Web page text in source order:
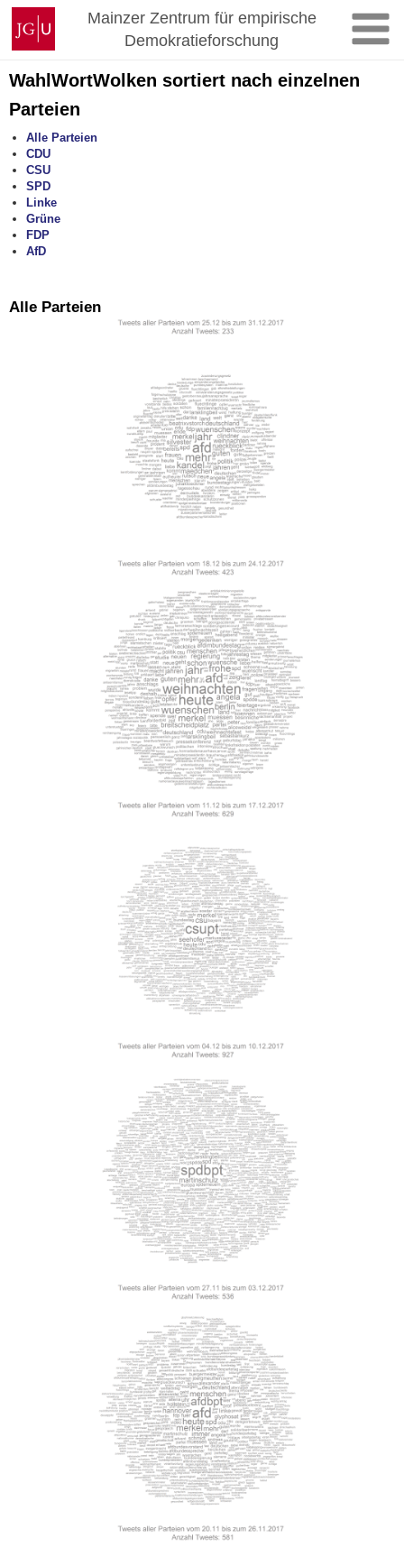
Skip
content
Johannes
Gutenberg
University
Mainz
Mainzer Zentrum für empirische
Demokratieforschung
WahlWortWolken sortiert nach einzelnen
Parteien
Alle Parteien
CDU
CSU
SPD
Linke
Grüne
FDP
AfD
Alle Parteien